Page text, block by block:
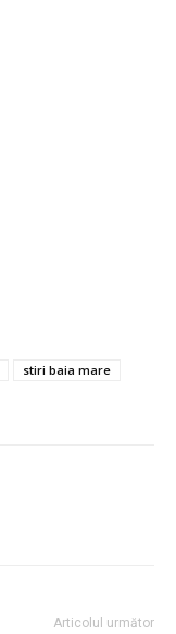
stiri baia mare
Articolul următor